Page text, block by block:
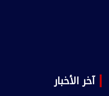
آخر الأخبار